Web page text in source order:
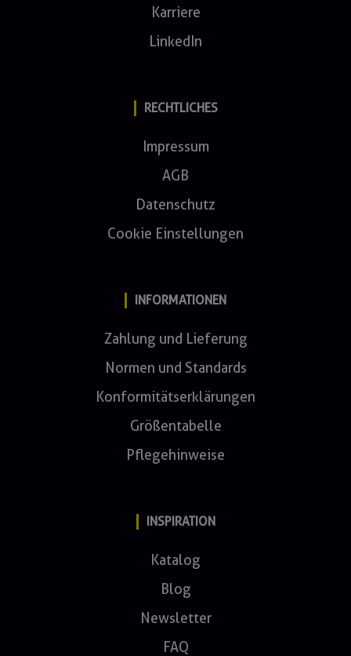
Karriere
LinkedIn
RECHTLICHES
Impressum
AGB
Datenschutz
Cookie Einstellungen
INFORMATIONEN
Zahlung und Lieferung
Normen und Standards
Konformitätserklärungen
Größentabelle
Pflegehinweise
INSPIRATION
Katalog
Blog
Newsletter
FAQ